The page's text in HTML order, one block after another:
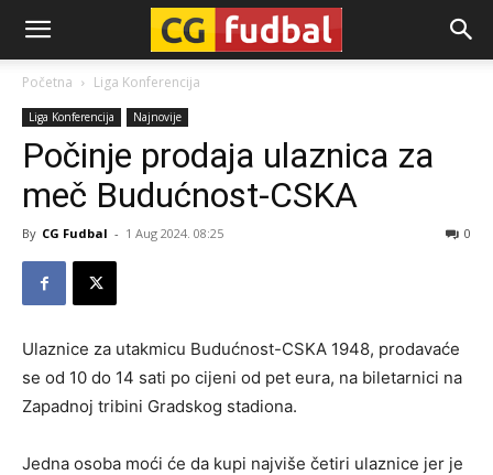
CG-
Fudbal
Početna Liga Konferencija
Liga Konferencija Najnovije
Počinje prodaja ulaznica za
meč Budućnost-CSKA
By CG Fudbal - 1 Aug 2024. 08:25 0
Ulaznice za utakmicu Budućnost-CSKA 1948, prodavaće
se od 10 do 14 sati po cijeni od pet eura, na biletarnici na
Zapadnoj tribini Gradskog stadiona.
Jedna osoba moći će da kupi najviše četiri ulaznice jer je